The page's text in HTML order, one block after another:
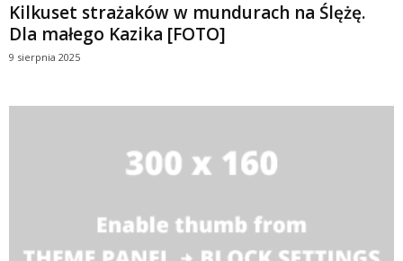
Kilkuset strażaków w mundurach na Ślężę.
Dla małego Kazika [FOTO]
9 sierpnia 2025